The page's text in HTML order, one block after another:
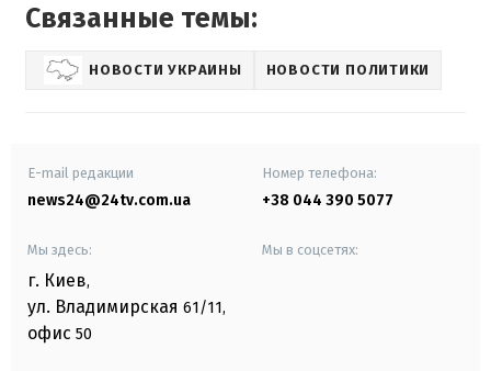
Связанные темы:
НОВОСТИ УКРАИНЫ НОВОСТИ ПОЛИТИКИ
E-mail редакции
news24@24tv.com.ua
Номер телефона:
+38 044 390 5077
Мы здесь:
г. Киев,
ул. Владимирская 61/11,
офис 50
Мы в соцсетях: